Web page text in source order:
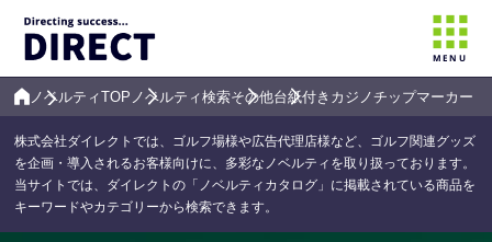
MENU
ノベルティTOP ノベルティ検索その他台紙付きカジノチップマーカー
株式会社ダイレクトでは、ゴルフ場様や広告代理店様など、ゴルフ関連グッズ
を企画・導入されるお客様向けに、多彩なノベルティを取り扱っております。
当サイトでは、ダイレクトの「ノベルティカタログ」に掲載されている商品を
キーワードやカテゴリーから検索できます。